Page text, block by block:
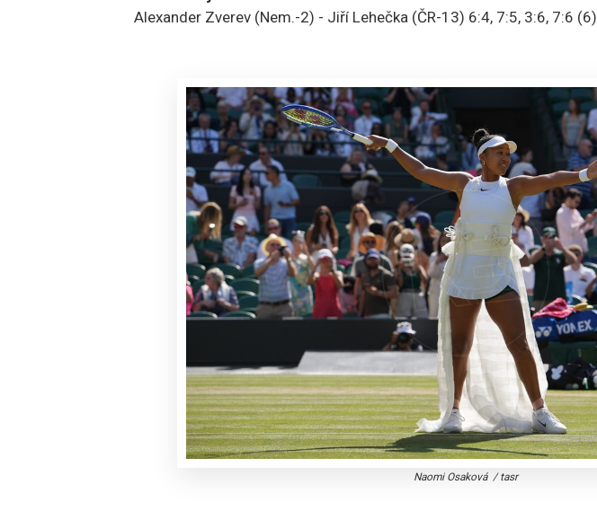
Alexander Zverev (Nem.-2) - Jiří Lehečka (ČR-13) 6:4, 7:5, 3:6, 7:6 (6)
Naomi Osaková /tasr